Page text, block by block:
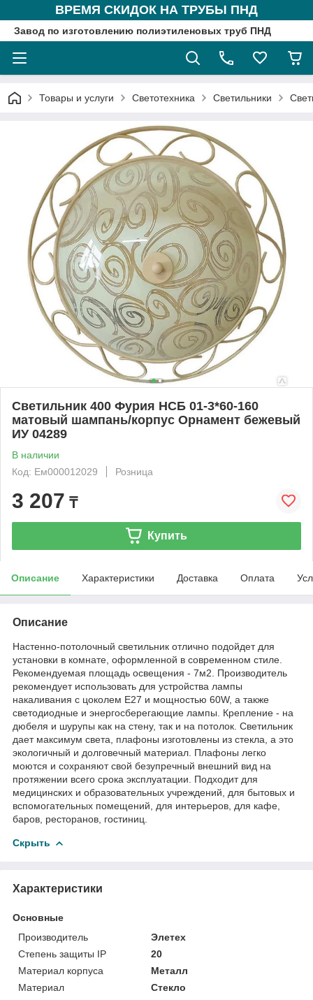
ВРЕМЯ СКИДОК НА ТРУБЫ ПНД
Завод по изготовлению полиэтиленовых труб ПНД
Товары и услуги Светотехника Светильники
Светильник 400 Фурия НСБ 01-3*60-160
матовый шампань/корпус Орнамент бежевый
ИУ 04289
В наличии
Код: Ем000012029
Розница
3 207 ₸
Купить
Описание Характеристики Доставка Оплата
Описание
Настенно-потолочный светильник отлично подойдет для
установки в комнате, оформленной в современном стиле.
Рекомендуемая площадь освещения - 7м2. Производитель
рекомендует использовать для устройства лампы
накаливания с цоколем E27 и мощностью 60W, а также
светодиодные и энергосберегающие лампы. Крепление - на
дюбеля и шурупы как на стену, так и на потолок. Светильник
дает максимум света, плафоны изготовлены из стекла, а это
экологичный и долговечный материал. Плафоны легко
моются и сохраняют свой безупречный внешний вид на
протяжении всего срока эксплуатации. Подходит для
медицинских и образовательных учреждений, для бытовых и
вспомогательных помещений, для интерьеров, для кафе,
баров, ресторанов, гостиниц.
Скрыть
Характеристики
Основные
Производитель
Элетех
Степень защиты IP
20
Материал корпуса
Металл
Материал
Стекло